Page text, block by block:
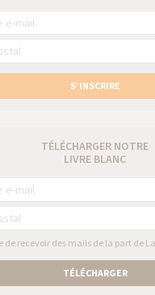
S’INSCRIRE
TÉLÉCHARGER NOTRE
LIVRE BLANC
de recevoir des mails de la part de
TÉLÉCHARGER